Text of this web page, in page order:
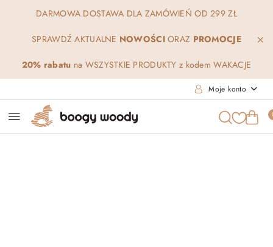
Przejdź do treści głównej
Przejdź do wyszukiwarki
Przejdź do moje konto
Przejdź do menu głównego
Przejdź do opisu produktu
Przejdź do stopki
DARMOWA DOSTAWA DLA ZAMÓWIEŃ OD 299 ZŁ
SPRAWDŹ AKTUALNE NOWOŚCIORAZ PROMOCJE
20% rabatu na WSZYSTKIE PRODUKTY z kodem WAKACJE
Moje konto